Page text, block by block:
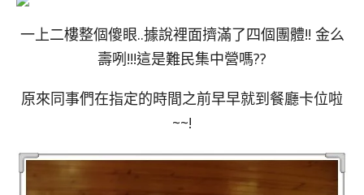
一上二樓整個傻眼..據說裡面擠滿了四個團體!! 金么
壽咧!!!這是難民集中營嗎??
原來同事們在指定的時間之前早早就到餐廳卡位啦
~~!